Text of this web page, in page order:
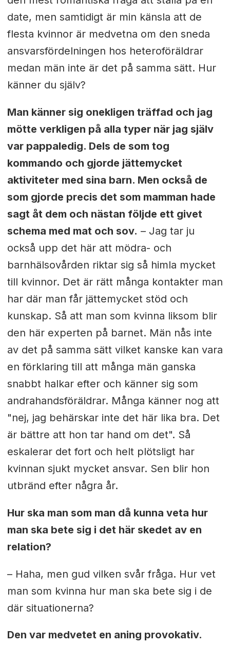
date, men samtidigt är min känsla att de
flesta kvinnor är medvetna om den sneda
ansvarsfördelningen hos heteroföräldrar
medan män inte är det på samma sätt. Hur
känner du själv?
Man känner sig onekligen träffad och jag
mötte verkligen på alla typer när jag själv
var pappaledig. Dels de som tog
kommando och gjorde jättemycket
aktiviteter med sina barn. Men också de
som gjorde precis det som mamman hade
sagt åt dem och nästan följde ett givet
schema med mat och sov. – Jag tar ju
också upp det här att mödra- och
barnhälsovården riktar sig så himla mycket
till kvinnor. Det är rätt många kontakter man
har där man får jättemycket stöd och
kunskap. Så att man som kvinna liksom blir
den här experten på barnet. Män nås inte
av det på samma sätt vilket kanske kan vara
en förklaring till att många män ganska
snabbt halkar efter och känner sig som
andrahandsföräldrar. Många känner nog att
"nej, jag behärskar inte det här lika bra. Det
är bättre att hon tar hand om det". Så
eskalerar det fort och helt plötsligt har
kvinnan sjukt mycket ansvar. Sen blir hon
utbränd efter några år.
Hur ska man som man då kunna veta hur
man ska bete sig i det här skedet av en
relation?
– Haha, men gud vilken svår fråga. Hur vet
man som kvinna hur man ska bete sig i de
där situationerna?
Den var medvetet en aning provokativ.